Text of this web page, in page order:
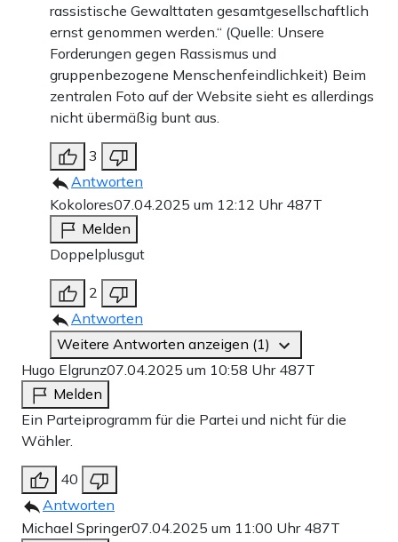
rassistische Gewalttaten gesamtgesellschaftlich
ernst genommen werden.“ (Quelle: Unsere
Forderungen gegen Rassismus und
gruppenbezogene Menschenfeindlichkeit) Beim
zentralen Foto auf der Website sieht es allerdings
nicht übermäßig bunt aus.
3
Antworten
Kokolores07.04.2025 um 12:12 Uhr 487T
Melden
Doppelplusgut
2
Antworten
Weitere Antworten anzeigen (1)
Hugo Elgrunz07.04.2025 um 10:58 Uhr 487T
Melden
Ein Parteiprogramm für die Partei und nicht für die
Wähler.
40
Antworten
Michael Springer07.04.2025 um 11:00 Uhr 487T